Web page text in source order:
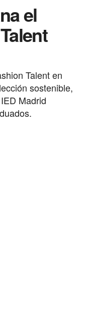
el
Talent en
sostenible,
Madrid